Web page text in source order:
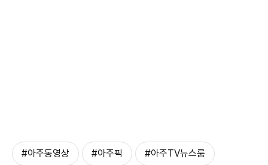
#아주동영상 #아주픽 #아주TV뉴스룸